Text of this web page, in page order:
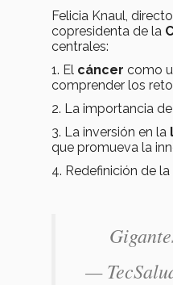
Felicia Knaul,
copresidenta de la
centrales:
1. El cáncer como
comprender los
2. La importancia de
3. La inversión en la
que promueva la
4. Redefinición de la
—